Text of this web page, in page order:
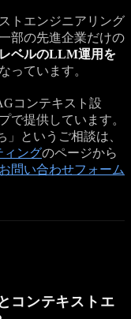
トエンジニアリング
部の先進企業だけの
ベルのLLM運用を
っています。
コンテキスト設
で提供しています。
」というご相談は、
ィングのページから
お問い合わせフォーム
コンテキストエ